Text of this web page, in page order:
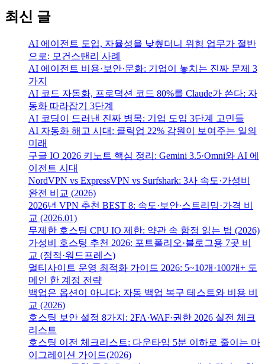
최신 글
AI 에이전트 도입, 자율성을 낮췄더니 위험 업무가 절반
으로: 모건스탠리 사례
AI 에이전트 비용·보안·문화: 기업이 놓치는 진짜 문제 3
가지
AI 코드 자동화, 프로덕션 코드 80%를 Claude가 쓴다: 자
동화 따라잡기 3단계
AI 코딩이 드러낸 진짜 병목: 기업 도입 3단계 고민들
AI 자동화 해고 시대: 클릭업 22% 감원이 보여주는 일의
미래
구글 IO 2026 키노트 핵심 정리: Gemini 3.5·Omni와 AI 에
이전트 시대
NordVPN vs ExpressVPN vs Surfshark: 3사 속도·가성비
완전 비교 (2026)
2026년 VPN 추천 BEST 8: 속도·보안·스트리밍·가격 비
교 (2026.01)
무제한 호스팅 CPU IO 제한: 약관 속 함정 읽는 법 (2026)
가성비 호스팅 추천 2026: 포트폴리오·블로그용 7곳 비
교 (정적·워드프레스)
멀티사이트 운영 최적화 가이드 2026: 5~10개·100개+ 도
메인 한 계정 전략
백업은 옵션이 아니다: 자동 백업 복구 테스트와 비용 비
교 (2026)
호스팅 보안 설정 8가지: 2FA·WAF·권한 2026 실전 체크
리스트
호스팅 이전 체크리스트: 다운타임 5분 이하로 줄이는 마
이그레이션 가이드(2026)